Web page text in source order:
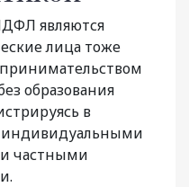
являются
лица тоже
образования
в
индивидуальными
частными